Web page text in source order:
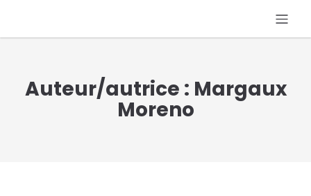
Auteur/autrice : Margaux
Moreno